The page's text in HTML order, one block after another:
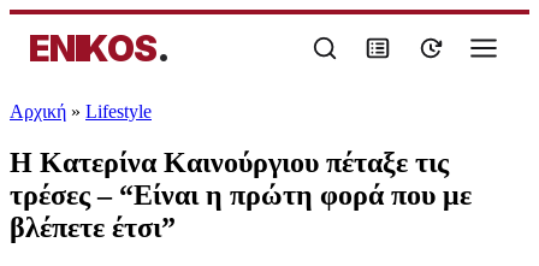
ENIKOS.
Αρχική » Lifestyle
Η Κατερίνα Καινούργιου πέταξε τις
τρέσες – “Είναι η πρώτη φορά που με
βλέπετε έτσι”